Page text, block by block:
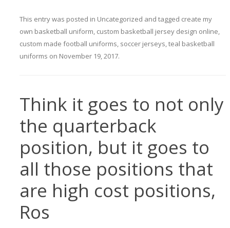
This entry was posted in Uncategorized and tagged create my
own basketball uniform, custom basketball jersey design online,
custom made football uniforms, soccer jerseys,teal basketball
uniforms on November 19, 2017.
Think it goes to not only
the quarterback
position, but it goes to
all those positions that
are high cost positions,
Ros